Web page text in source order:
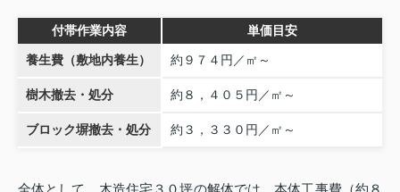
付帯作業内容 単価目安
養生費（敷地内養生） 約９７４円／㎡～
樹木撤去・処分 約８，４０５円／ ㎡～
ブロック塀撤去・処分 約３，３３０円／ ㎡～